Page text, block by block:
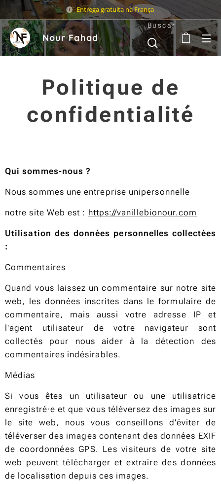
Entrega gratuita na França
Nour Fahad
Buscar
Politique de
confidentialité
Qui sommes-nous ?
Nous sommes une entreprise unipersonnelle
notre site Web est : https://vanillebionour.com
Utilisation des données personnelles collectées
:
Commentaires
Quand vous laissez un commentaire sur notre site
web, les données inscrites dans le formulaire de
commentaire, mais aussi votre adresse IP et
l'agent utilisateur de votre navigateur sont
collectés pour nous aider à la détection des
commentaires indésirables.
Médias
Si vous êtes un utilisateur ou une utilisatrice
enregistré·e et que vous téléversez des images sur
le site web, nous vous conseillons d'éviter de
téléverser des images contenant des données EXIF
de coordonnées GPS. Les visiteurs de votre site
web peuvent télécharger et extraire des données
de localisation depuis ces images.